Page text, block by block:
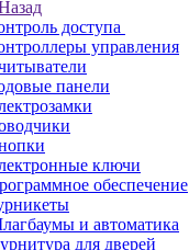
доступа
управления
панели
ключи
обеспечение
и автоматика
для дверей